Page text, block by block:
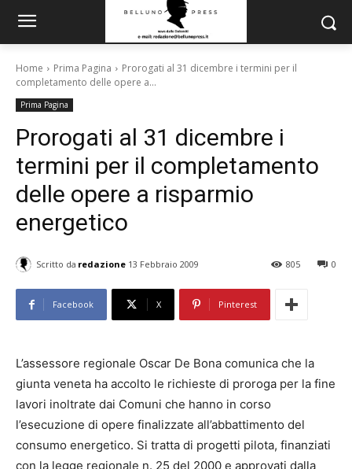
Home Prima Pagina
Prorogati al 31 dicembre i termini per il
completamento delle opere a...
Prima Pagina
Prorogati al 31 dicembre i
termini per il completamento
delle opere a risparmio
energetico
Scritto da redazione 13 Febbraio 2009 0
805
Facebook X Pinterest
L’assessore regionale Oscar De Bona comunica che la
giunta veneta ha accolto le richieste di proroga per la fine
lavori inoltrate dai Comuni che hanno in corso
l’esecuzione di opere finalizzate all’abbattimento del
consumo energetico. Si tratta di progetti pilota, finanziati
con la legge regionale n. 25 del 2000 e approvati dalla